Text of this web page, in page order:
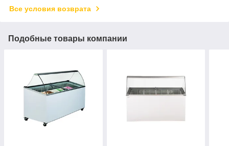
Все условия возврата
Подобные товары компании